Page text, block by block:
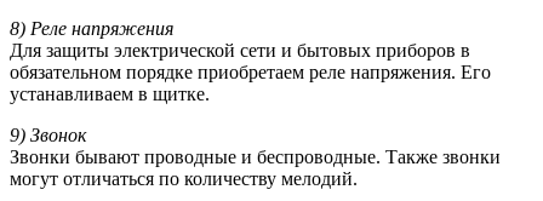
8) Реле напряжения
Для защиты электрической сети и бытовых приборов в
обязательном порядке приобретаем реле напряжения. Его
устанавливаем в щитке.
9) Звонок
Звонки бывают проводные и беспроводные. Также звонки
могут отличаться по количеству мелодий.